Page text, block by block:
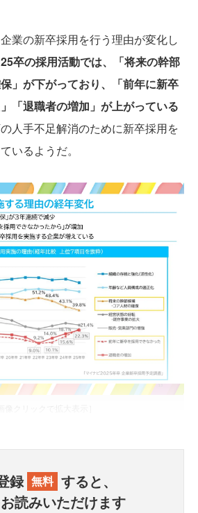
業の新卒採用を行う理由が変化し
25卒の採用活動では、「将来の幹部
」が下がっており、「前年に新卒
「退職者の増加」が上がっている
人手不足解消のために新卒採用を
いるようだ。
録 無料 すると、
読みいただけます